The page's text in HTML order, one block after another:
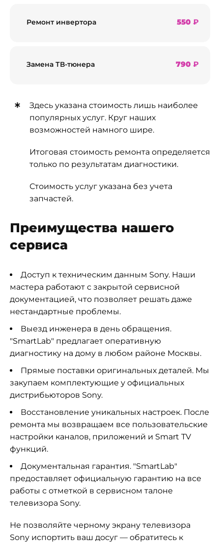
Ремонт инвертора 550 ₽
Замена ТВ-тюнера 790 ₽
Здесь указана стоимость лишь наиболее
популярных услуг. Круг наших
возможностей намного шире.
Итоговая стоимость ремонта определяется
только по результатам диагностики.
Стоимость услуг указана без учета
запчастей.
Преимущества нашего
сервиса
Доступ к техническим данным Sony. Наши
мастера работают с закрытой сервисной
документацией, что позволяет решать даже
нестандартные проблемы.
Выезд инженера в день обращения.
"SmartLab" предлагает оперативную
диагностику на дому в любом районе Москвы.
Прямые поставки оригинальных деталей. Мы
закупаем комплектующие у официальных
дистрибьюторов Sony.
Восстановление уникальных настроек. После
ремонта мы возвращаем все пользовательские
настройки каналов, приложений и Smart TV
функций.
Документальная гарантия. "SmartLab"
предоставляет официальную гарантию на все
работы с отметкой в сервисном талоне
телевизора Sony.
Не позволяйте черному экрану телевизора
Sony испортить ваш досуг — обратитесь к